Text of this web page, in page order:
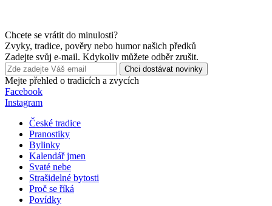
Chcete se vrátit do minulosti?
Zvyky, tradice, pověry nebo humor našich předků
Zadejte svůj e-mail. Kdykoliv můžete odběr zrušit.
Chci dostávat novinky
Mejte přehled o tradicích a zvycích
Facebook
Instagram
České tradice
Pranostiky
Bylinky
Kalendář jmen
Svaté nebe
Strašidelné bytosti
Proč se říká
Povídky